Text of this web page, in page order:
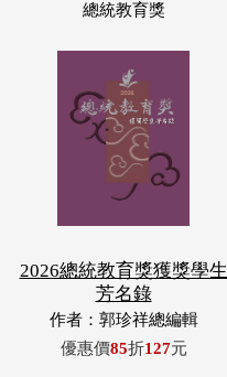
總統教育獎
2026總統教育獎獲獎學生
芳名錄
作者：郭珍祥總編輯
優惠價85折127元